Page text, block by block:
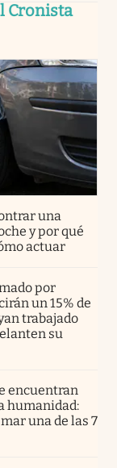
Cronista
una
y por qué
actuar
por
un 15% de
trabajado
su
encuentran
humanidad:
una de las 7